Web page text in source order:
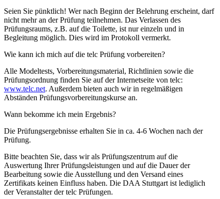
Seien Sie pünktlich! Wer nach Beginn der Belehrung erscheint, darf
nicht mehr an der Prüfung teilnehmen. Das Verlassen des
Prüfungsraums, z.B. auf die Toilette, ist nur einzeln und in
Begleitung möglich. Dies wird im Protokoll vermerkt.
Wie kann ich mich auf die telc Prüfung vorbereiten?
Alle Modeltests, Vorbereitungsmaterial, Richtlinien sowie die
Prüfungsordnung finden Sie auf der Internetseite von telc:
www.telc.net. Außerdem bieten auch wir in regelmäßigen
Abständen Prüfungsvorbereitungskurse an.
Wann bekomme ich mein Ergebnis?
Die Prüfungsergebnisse erhalten Sie in ca. 4-6 Wochen nach der
Prüfung.
Bitte beachten Sie, dass wir als Prüfungszentrum auf die
Auswertung Ihrer Prüfungsleistungen und auf die Dauer der
Bearbeitung sowie die Ausstellung und den Versand eines
Zertifikats keinen Einfluss haben. Die DAA Stuttgart ist lediglich
der Veranstalter der telc Prüfungen.